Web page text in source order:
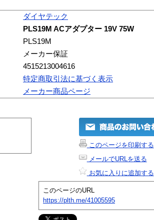
ダイヤテック
PLS19M ACアダプター 19V 75W
PLS19M
メーカー保証
4515213004616
特定商取引法に基づく表示
メーカー商品ページ
このページを印刷する
メールでURLを送る
お気に入りに追加する
このページのURL
https://plth.me/41005595